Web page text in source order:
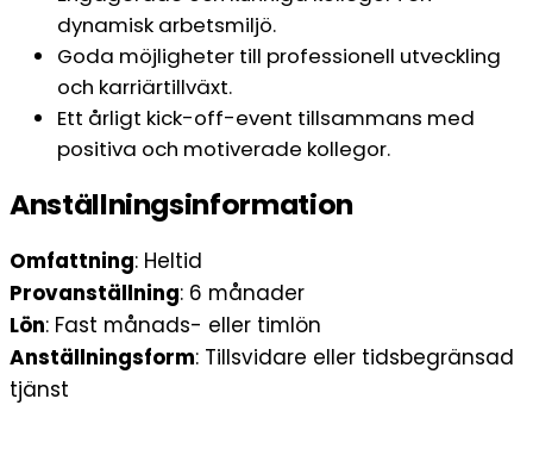
dynamisk arbetsmiljö.
Goda möjligheter till professionell utveckling
och karriärtillväxt.
Ett årligt kick-off-event tillsammans med
positiva och motiverade kollegor.
Anställningsinformation
Omfattning: Heltid
Provanställning: 6 månader
Lön: Fast månads- eller timlön
Anställningsform: Tillsvidare eller tidsbegränsad
tjänst